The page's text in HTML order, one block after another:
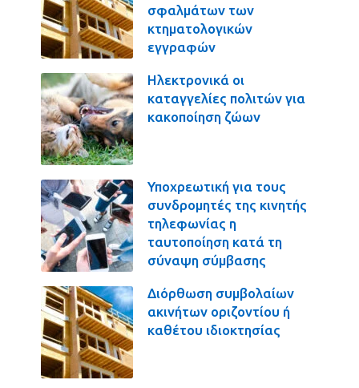
σφαλμάτων των
κτηματολογικών
εγγραφών
Ηλεκτρονικά οι
καταγγελίες πολιτών για
κακοποίηση ζώων
Υποχρεωτική για τους
συνδρομητές της κινητής
τηλεφωνίας η
ταυτοποίηση κατά τη
σύναψη σύμβασης
Διόρθωση συμβολαίων
ακινήτων οριζοντίου ή
καθέτου ιδιοκτησίας